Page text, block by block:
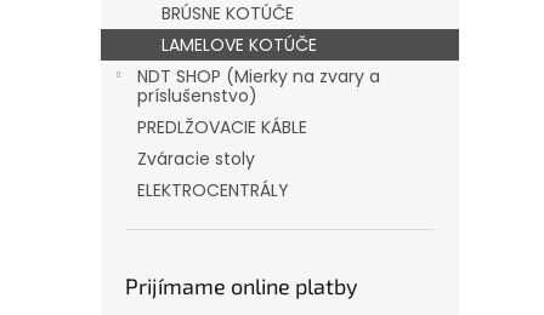
BRÚSNE KOTÚČE
LAMELOVE KOTÚČE
NDT SHOP (Mierky na zvary a
príslušenstvo)
PREDLŽOVACIE KÁBLE
Zváracie stoly
ELEKTROCENTRÁLY
Prijímame online platby